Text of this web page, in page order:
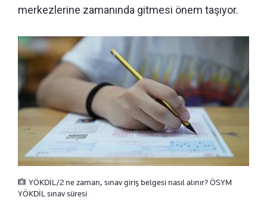
merkezlerine zamanında gitmesi önem taşıyor.
YÖKDİL/2 ne zaman, sınav giriş belgesi nasıl alınır? ÖSYM
YÖKDİL sınav süresi